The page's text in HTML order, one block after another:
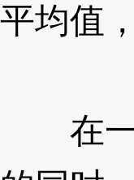
平均值
在一